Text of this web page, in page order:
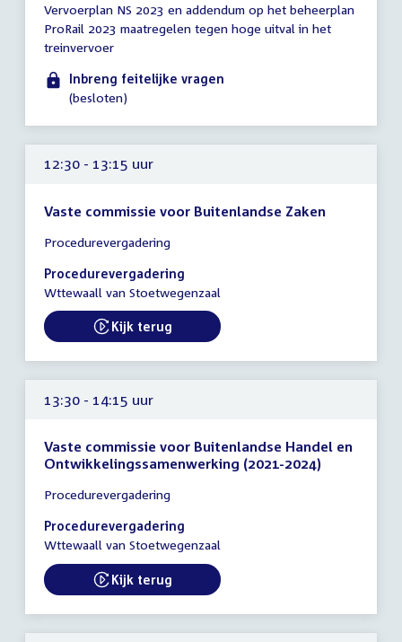
vergadering
tot
12:00
uur
Vervoerplan NS 2023 en addendum op het beheerplan
ProRail 2023 maatregelen tegen hoge uitval in het
treinvervoer
Inbreng feitelijke vragen
(besloten)
12:30 - 13:15 uur
Vaste commissie voor Buitenlandse Zaken
vergadering
12:30
-
uur
Procedurevergadering
Procedurevergadering
Wttewaall van Stoetwegenzaal
External link:
Kijk terug
13:30 - 14:15 uur
Vaste commissie voor Buitenlandse Handel en
Ontwikkelingssamenwerking (2021-2024)
vergadering
13:30
-
uur
Procedurevergadering
Procedurevergadering
Wttewaall van Stoetwegenzaal
External link:
Kijk terug